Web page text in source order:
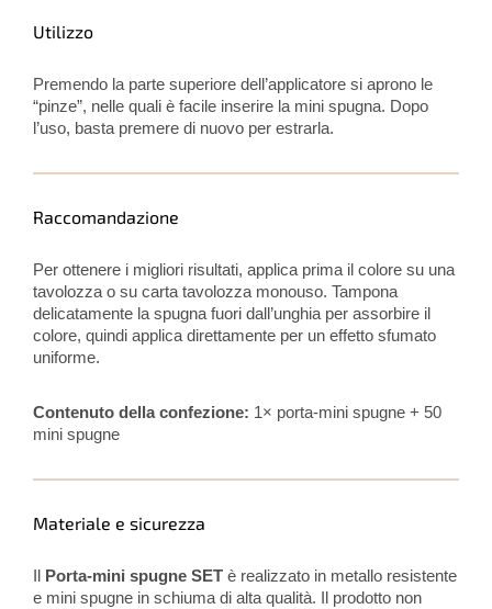
Utilizzo
Premendo la parte superiore dell’applicatore si aprono le
“pinze”, nelle quali è facile inserire la mini spugna. Dopo
l’uso, basta premere di nuovo per estrarla.
Raccomandazione
Per ottenere i migliori risultati, applica prima il colore su una
tavolozza o su carta tavolozza monouso. Tampona
delicatamente la spugna fuori dall’unghia per assorbire il
colore, quindi applica direttamente per un effetto sfumato
uniforme.
Contenuto della confezione: 1× porta-mini spugne + 50
mini spugne
Materiale e sicurezza
Porta-mini spugne SET è realizzato in metallo resistente
e mini spugne in schiuma di alta qualità. Il prodotto non